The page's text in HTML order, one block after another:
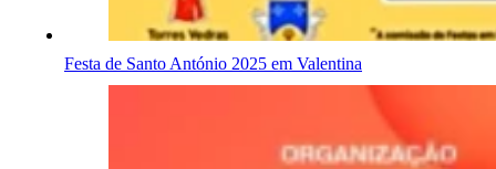
Festa de Santo António 2025 em Valentina